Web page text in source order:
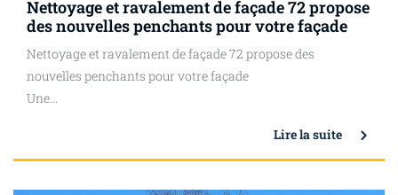
Nettoyage et ravalement de façade 72 propose
des nouvelles penchants pour votre façade
Nettoyage et ravalement de façade 72 propose des
nouvelles penchants pour votre façade
Une...
Lire la suite